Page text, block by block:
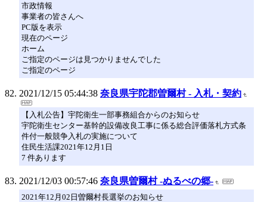
市政情報
事業者の皆さんへ
PC版を表示
現在のページ
ホーム
ご指定のページは見つかりませんでした
ご指定のページ
2021/12/15 05:44:38 奈良県宇陀郡曽爾村 - 入札・契約
【入札公告】宇陀衛生一部事務組合からのお知らせ
宇陀衛生センター基幹的設備改良工事に係る総合評価落札方式条
件付一般競争入札の実施について
住民生活課2021年12月1日
7 件あります
2021/12/03 00:57:46 奈良県曽爾村 -ぬるべの郷-
2021年12月02日曽爾村長選挙のお知らせ